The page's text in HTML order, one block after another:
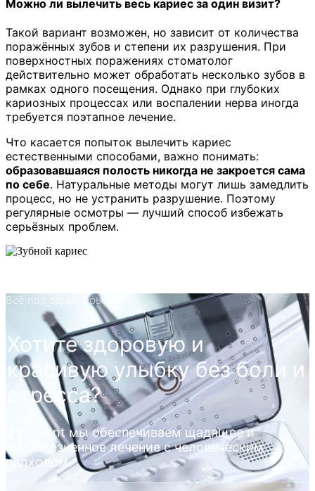
Можно ли вылечить весь кариес за один визит?
Такой вариант возможен, но зависит от количества
поражённых зубов и степени их разрушения. При
поверхностных поражениях стоматолог
действительно может обработать несколько зубов в
рамках одного посещения. Однако при глубоких
кариозных процессах или воспалении нерва иногда
требуется поэтапное лечение.
Что касается попыток вылечить кариес
естественными способами, важно понимать:
образовавшаяся полость никогда не закроется сама
по себе. Натуральные методы могут лишь замедлить
процесс, но не устранить разрушение. Поэтому
регулярные осмотры — лучший способ избежать
серьёзных проблем.
Всё под одной крышей
Хотите здоровую и
красивую улыбку без боли и
стресса?
В BioDent мы обеспечиваем щадящее и
безболезненное лечение с человеческим
подходом.